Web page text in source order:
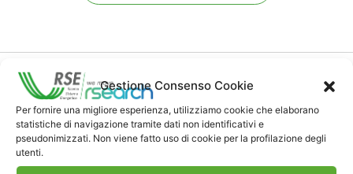
Gestione Consenso Cookie
Per fornire una migliore esperienza, utilizziamo cookie che elaborano
statistiche di navigazione tramite dati non identificativi e
pseudonimizzati. Non viene fatto uso di cookie per la profilazione degli
utenti.
Contatti